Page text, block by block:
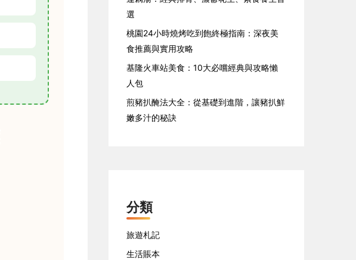
選
桃園24小時燒烤吃到飽終極指南：深夜美
食推薦與實用攻略
基隆火車站美食：10大必嚐經典與攻略懶
人包
煎豬扒醃法大全：從基礎到進階，讓豬扒鮮
嫩多汁的秘訣
分類
旅遊札記
生活賬本